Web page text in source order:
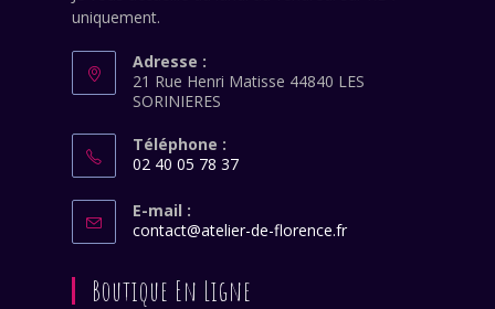
uniquement.
Adresse :
21 Rue Henri Matisse 44840 LES
SORINIERES
Téléphone :
02 40 05 78 37
dans
votre
E-mail :
contact@atelier-de-florence.frS’ouvre
Boutique En Ligne